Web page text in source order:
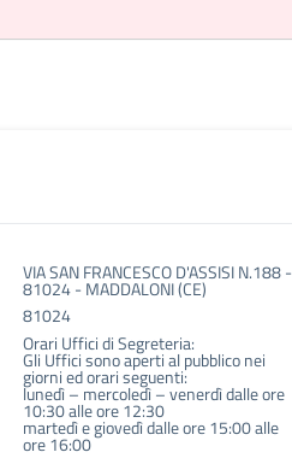
VIA SAN FRANCESCO D'ASSISI N.188 -
81024 - MADDALONI (CE)
81024
Orari Uffici di Segreteria:
Gli Uffici sono aperti al pubblico nei
giorni ed orari seguenti:
lunedì – mercoledì – venerdì dalle ore
10:30 alle ore 12:30
martedì e giovedì dalle ore 15:00 alle
ore 16:00